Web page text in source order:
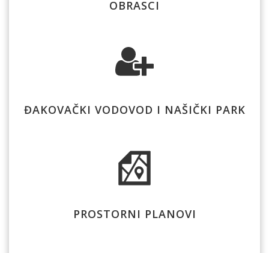
OBRASCI
ĐAKOVAČKI VODOVOD I NAŠIČKI PARK
PROSTORNI PLANOVI